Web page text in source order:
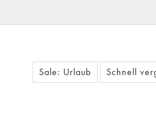
Sale: Urlaub Schnell